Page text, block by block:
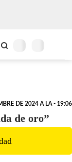
DE 2024 A LA - 19:06
de oro”